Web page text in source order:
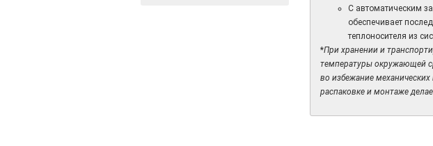
С автоматическим
обеспечивает
теплоносителя из
*При хранении и
температуры окружающей
во избежание
распаковке и монтаже